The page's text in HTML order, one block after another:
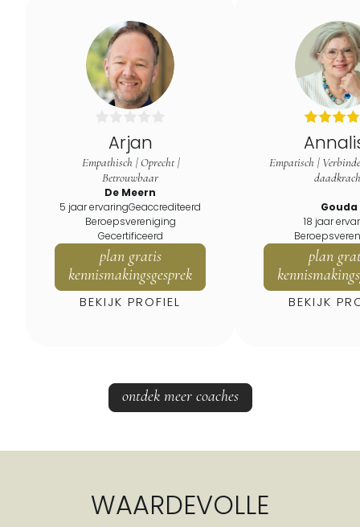
Arjan
Empathisch | Oprecht |
Betrouwbaar
De Meern
5 jaar ervaringGeaccrediteerd
Beroepsvereniging
Gecertificeerd
plan gratis
kennismakingsgesprek
BEKIJK PROFIEL
Empatisch |
Gouda
18 jaar
plan
BEKIJK
ontdek meer coaches
WAARDEVOLLE